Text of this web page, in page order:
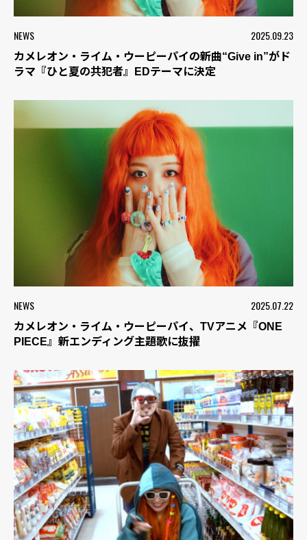
NEWS 2025.09.23
カメレオン・ライム・ウーピーパイの新曲“Give in”がド
ラマ『ひと夏の共犯者』EDテーマに決定
NEWS 2025.07.22
カメレオン・ライム・ウーピーパイ、TVアニメ『ONE
PIECE』新エンディング主題歌に抜擢